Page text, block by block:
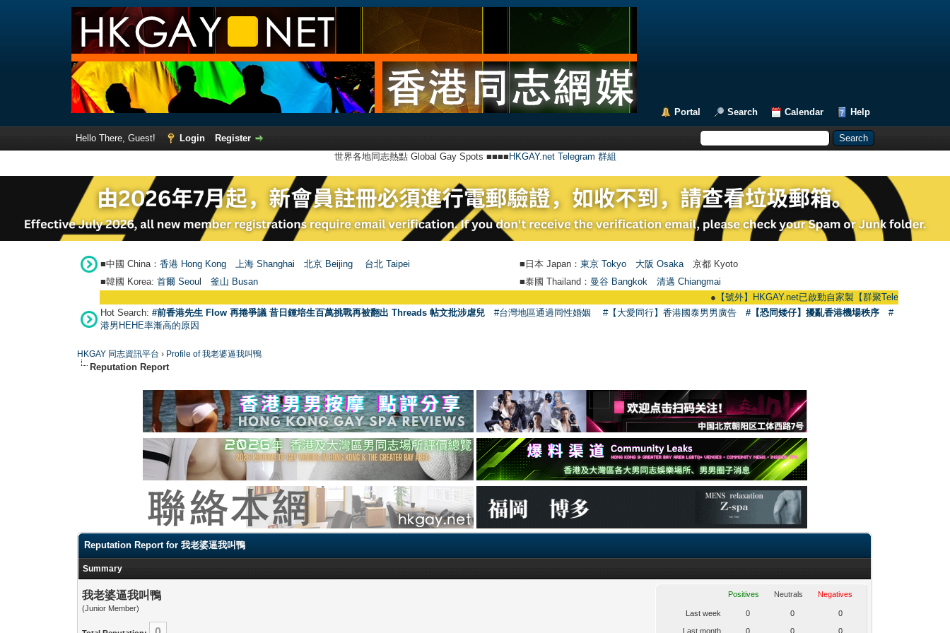
Portal Search Calendar Help
Hello There, Guest! Login
Register
世界各地同志熱點 Global Gay Spots ■■■■ HKGAY.net Telegram 群組
■中國 China： 香港 Hong Kong 上海 Shanghai 北京 Beijing 台北 Taipei ■日本 Japan： 東京 Tokyo 大阪 Osaka 京都 Kyoto
■韓國 Korea: 首爾 Seou 釜山 Busan ■泰國 Thailand： 曼谷 Bangkok
清邁 Chiangmai
【號外】HKGAY.net已啟動自家製【群聚Telegram群組】
Hot Search: #前香港先生 Flow 再捲爭議 昔日鍾培生百萬挑戰再被翻出 Threads 帖文批涉虐兒 #台灣地區通過同性婚姻 #【大愛同行】香港國泰男男廣告 #【恐同矮仔】擾亂香港機場秩序
#
港男HEHE率漸高的原因
HKGAY 同志資訊平台 › Profile of 我老婆逼我叫鴨
Reputation Report
Reputation Report for 我老婆逼我叫鴨
Summary
我老婆逼我叫鴨
(Junior Member)
Positives Neutrals Negatives
Last week 0 0 0
Last month 0 0 0